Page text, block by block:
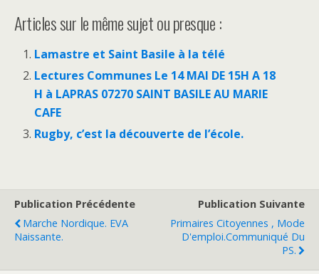
Articles sur le même sujet ou presque :
Lamastre et Saint Basile à la télé
Lectures Communes Le 14 MAI DE 15H A 18
H à LAPRAS 07270 SAINT BASILE AU MARIE
CAFE
Rugby, c’est la découverte de l’école.
Publication Précédente
Marche Nordique. EVA
Naissante.
Publication Suivante
Primaires Citoyennes , Mode
D'emploi.Communiqué Du
PS.